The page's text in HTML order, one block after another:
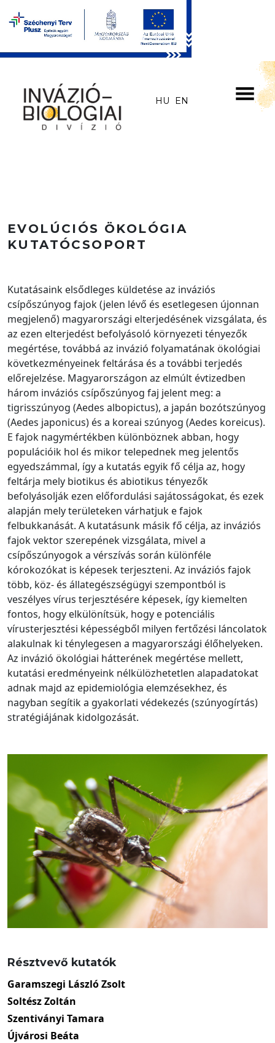
Skip to main content
HU EN
EVOLÚCIÓS ÖKOLÓGIA
KUTATÓCSOPORT
Kutatásaink elsődleges küldetése az inváziós
csípőszúnyog fajok (jelen lévő és esetlegesen újonnan
megjelenő) magyarországi elterjedésének vizsgálata, és
az ezen elterjedést befolyásoló környezeti tényezők
megértése, továbbá az invázió folyamatának ökológiai
következményeinek feltárása és a további terjedés
előrejelzése. Magyarországon az elmúlt évtizedben
három inváziós csípőszúnyog faj jelent meg: a
tigrisszúnyog (Aedes albopictus), a japán bozótszúnyog
(Aedes japonicus) és a koreai szúnyog (Aedes koreicus).
E fajok nagymértékben különböznek abban, hogy
populációik hol és mikor telepednek meg jelentős
egyedszámmal, így a kutatás egyik fő célja az, hogy
feltárja mely biotikus és abiotikus tényezők
befolyásolják ezen előfordulási sajátosságokat, és ezek
alapján mely területeken várhatjuk e fajok
felbukkanását. A kutatásunk másik fő célja, az inváziós
fajok vektor szerepének vizsgálata, mivel a
csípőszúnyogok a vérszívás során különféle
kórokozókat is képesek terjeszteni. Az inváziós fajok
több, köz- és állategészségügyi szempontból is
veszélyes vírus terjesztésére képesek, így kiemelten
fontos, hogy elkülönítsük, hogy e potenciális
vírusterjesztési képességből milyen fertőzési láncolatok
alakulnak ki ténylegesen a magyarországi élőhelyeken.
Az invázió ökológiai hátterének megértése mellett,
kutatási eredményeink nélkülözhetetlen alapadatokat
adnak majd az epidemiológia elemzésekhez, és
nagyban segítik a gyakorlati védekezés (szúnyogírtás)
stratégiájának kidolgozását.
Résztvevő kutatók
Garamszegi László Zsolt
Soltész Zoltán
Szentiványi Tamara
Újvárosi Beáta